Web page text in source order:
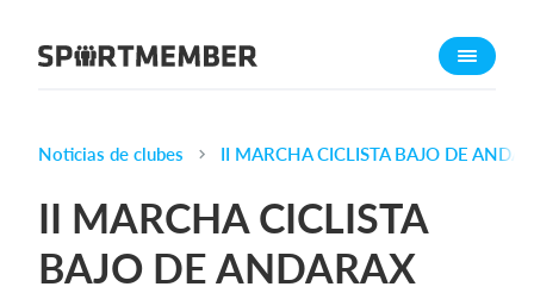
Acerca de SportMember
Funciones
Calendario
Noticias de clubes II MARCHA CICLISTA BAJO DE
II MARCHA CICLISTA
BAJO DE ANDARAX